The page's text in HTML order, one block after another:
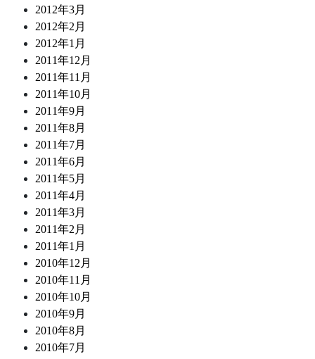
2012年3月
2012年2月
2012年1月
2011年12月
2011年11月
2011年10月
2011年9月
2011年8月
2011年7月
2011年6月
2011年5月
2011年4月
2011年3月
2011年2月
2011年1月
2010年12月
2010年11月
2010年10月
2010年9月
2010年8月
2010年7月